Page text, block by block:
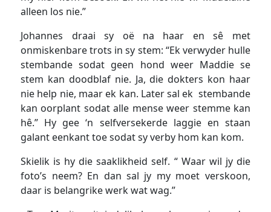
alleen los nie.”
Johannes draai sy oë na haar en sê met
onmiskenbare trots in sy stem: “Ek verwyder hulle
stembande sodat geen hond weer Maddie se
stem kan doodblaf nie. Ja, die dokters kon haar
nie help nie, maar ek kan. Later sal ek stembande
kan oorplant sodat alle mense weer stemme kan
hê.” Hy gee ‘n selfversekerde laggie en staan
galant eenkant toe sodat sy verby hom kan kom.
Skielik is hy die saaklikheid self. “ Waar wil jy die
foto’s neem? En dan sal jy my moet verskoon,
daar is belangrike werk wat wag.”